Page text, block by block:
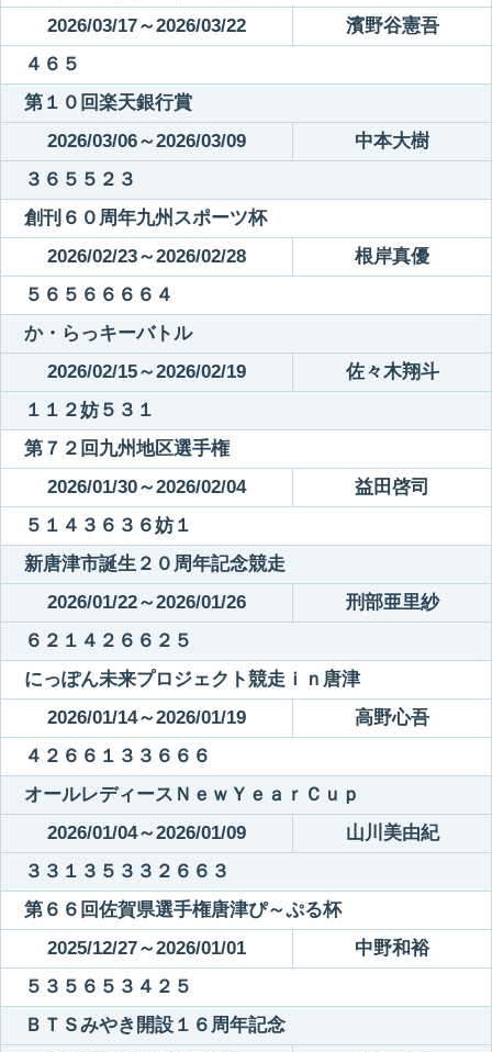
2026/03/17～2026/03/22
濱野谷憲吾
４６５
第１０回楽天銀行賞
2026/03/06～2026/03/09
中本大樹
３６５５２３
創刊６０周年九州スポーツ杯
2026/02/23～2026/02/28
根岸真優
５６５６６６６４
か・らっキーバトル
2026/02/15～2026/02/19
佐々木翔斗
１１２妨５３１
第７２回九州地区選手権
2026/01/30～2026/02/04
益田啓司
５１４３６３６妨１
新唐津市誕生２０周年記念競走
2026/01/22～2026/01/26
刑部亜里紗
６２１４２６６２５
にっぽん未来プロジェクト競走ｉｎ唐津
2026/01/14～2026/01/19
高野心吾
４２６６１３３６６６
オールレディースＮｅｗＹｅａｒＣｕｐ
2026/01/04～2026/01/09
山川美由紀
３３１３５３３２６６３
第６６回佐賀県選手権唐津ぴ～ぷる杯
2025/12/27～2026/01/01
中野和裕
５３５６５３４２５
ＢＴＳみやき開設１６周年記念